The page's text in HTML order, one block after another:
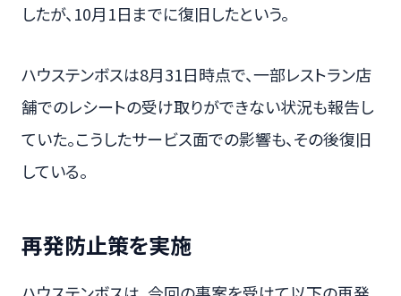
したが、10月1日までに復旧したという。
ハウステンボスは8月31日時点で、一部レストラン店
舗でのレシートの受け取りができない状況も報告し
ていた。こうしたサービス面での影響も、その後復旧
している。
再発防止策を実施